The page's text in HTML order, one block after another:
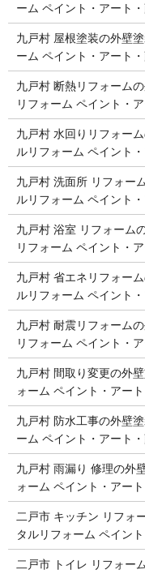
ーム ペイント・アート
九戸村 屋根塗装の外壁
ーム ペイント・アート
九戸村 断熱リフォーム
リフォーム ペイント・
九戸村 水回りリフォー
ルリフォーム ペイント
九戸村 洗面所 リフォー
ルリフォーム ペイント
九戸村 浴室 リフォーム
リフォーム ペイント・
九戸村 省エネリフォー
ルリフォーム ペイント
九戸村 耐震リフォーム
リフォーム ペイント・
九戸村 間取り変更の外
ォーム ペイント・アー
九戸村 防水工事の外壁
ーム ペイント・アート
九戸村 雨漏り 修理の外
ォーム ペイント・アー
二戸市 キッチン リフォ
タルリフォーム ペイン
二戸市 トイレ リフォー